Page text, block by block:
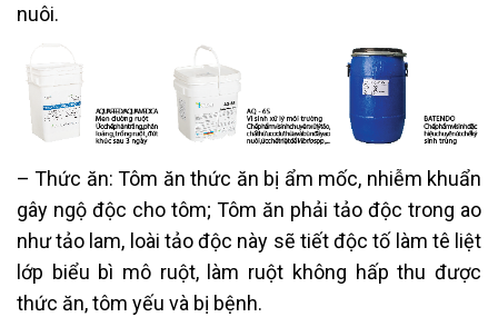
nuôi.
– Thức ăn: Tôm ăn thức ăn bị ẩm mốc, nhiễm khuẩn
gây ngộ độc cho tôm; Tôm ăn phải tảo độc trong ao
như tảo lam, loài tảo độc này sẽ tiết độc tố làm tê liệt
lớp biểu bì mô ruột, làm ruột không hấp thu được
thức ăn, tôm yếu và bị bệnh.